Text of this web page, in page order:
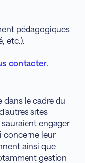
pédagogiques
etc.).
contacter.
dans le cadre du
sites
engager
concerne leur
ainsi que
gestion